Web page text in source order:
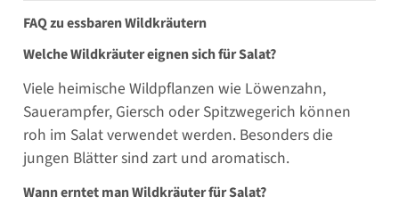
FAQ zu essbaren Wildkräutern
Welche Wildkräuter eignen sich für Salat?
Viele heimische Wildpflanzen wie Löwenzahn,
Sauerampfer, Giersch oder Spitzwegerich können
roh im Salat verwendet werden. Besonders die
jungen Blätter sind zart und aromatisch.
Wann erntet man Wildkräuter für Salat?